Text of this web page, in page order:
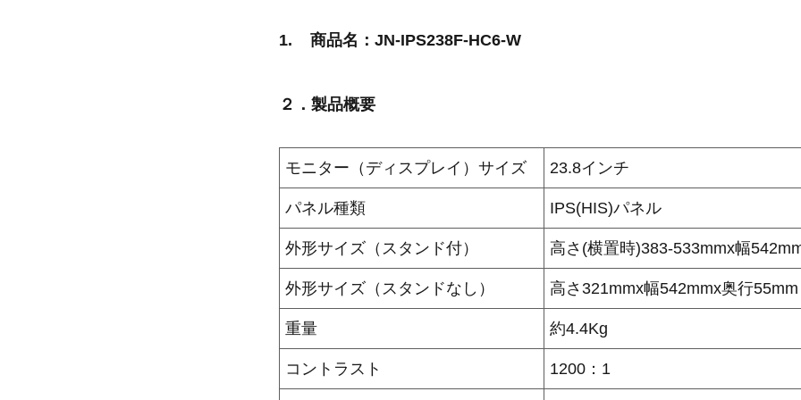
1. 商品名：JN-IPS238F-HC6-W
２．製品概要
モニター（ディスプレイ）サイズ 23.8インチ
パネル種類 IPS(HIS)パネル
外形サイズ（スタンド付） 高さ(横置時)383-533mmx幅
外形サイズ（スタンドなし） 高さ321mmx幅542mmx奥行55mm
重量 約4.4Kg
コントラスト 1200：1